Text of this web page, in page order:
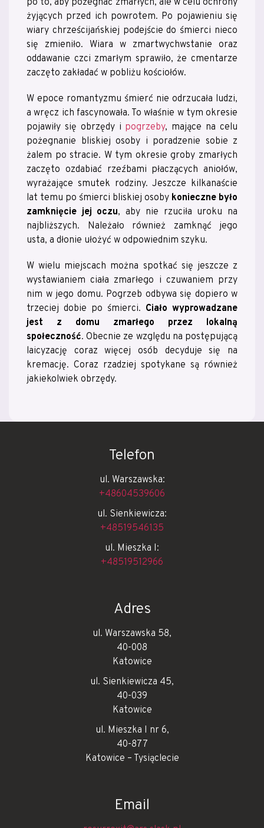
żyjących przed ich powrotem. Po pojawieniu się
wiary chrześcijańskiej podejście do śmierci nieco
się zmieniło. Wiara w zmartwychwstanie oraz
oddawanie czci zmarłym sprawiło, że cmentarze
zaczęto zakładać w pobliżu kościołów.
W epoce romantyzmu śmierć nie odrzucała ludzi,
a wręcz ich fascynowała. To właśnie w tym okresie
pojawiły się obrzędy i pogrzeby, mające na celu
pożegnanie bliskiej osoby i poradzenie sobie z
żalem po stracie. W tym okresie groby zmarłych
zaczęto ozdabiać rzeźbami płaczących aniołów,
wyrażające smutek rodziny. Jeszcze kilkanaście
lat temu po śmierci bliskiej osoby konieczne było
zamknięcie jej oczu, aby nie rzuciła uroku na
najbliższych. Należało również zamknąć jego
usta, a dłonie ułożyć w odpowiednim szyku.
W wielu miejscach można spotkać się jeszcze z
wystawianiem ciała zmarłego i czuwaniem przy
nim w jego domu. Pogrzeb odbywa się dopiero w
trzeciej dobie po śmierci. Ciało wyprowadzane
jest z domu zmarłego przez lokalną
społeczność. Obecnie ze względu na postępującą
laicyzację coraz więcej osób decyduje się na
kremację. Coraz rzadziej spotykane są również
jakiekolwiek obrzędy.
Telefon
ul. Warszawska:
+48604539606
ul. Sienkiewicza:
+48519546135
ul. Mieszka I:
+48519512966
Adres
ul. Warszawska 58,
40-008
Katowice
ul. Sienkiewicza 45,
40-039
Katowice
ul. Mieszka I nr 6,
40-877
Katowice – Tysiąclecie
Email